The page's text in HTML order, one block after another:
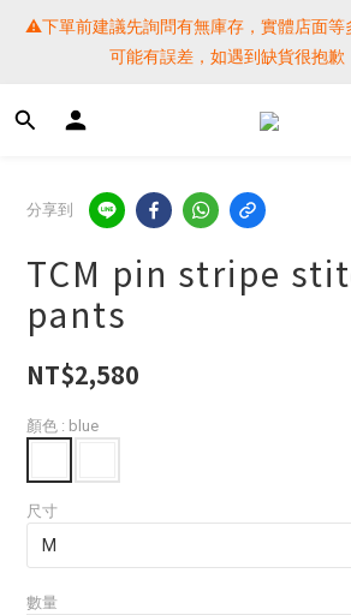
⚠️下單前建議先詢問有無庫存，實體店面等
可能有誤差，如遇到缺貨很抱歉
⚠️下單前建議先詢問有無庫存，實體店面等
可能有誤差，如遇到缺貨很抱歉
SF EXPRESS WORLD
提醒各位⚠️下單後寄出，請務必在時間內完
如未取貨必須支付運費!
⚠️下單前建議先詢問有無庫存，實體店面等
可能有誤差，如遇到缺貨很抱歉
分享到
TCM pin stripe
pants
NT$2,580
顏色 : blue
尺寸
數量